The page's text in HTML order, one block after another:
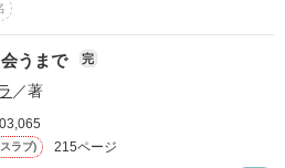
言った。
ました。」
うまで 完
／著
ラブ) 215ページ